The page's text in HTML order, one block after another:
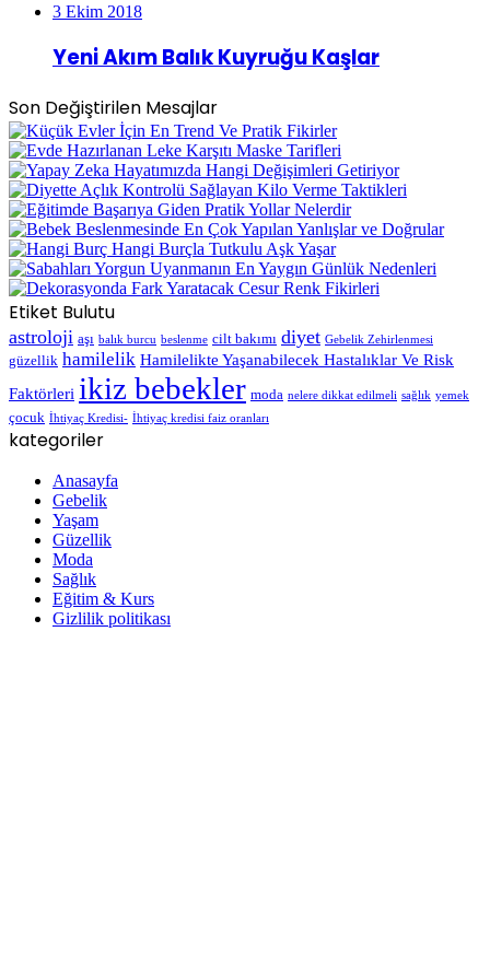
3 Ekim 2018
Yeni Akım Balık Kuyruğu Kaşlar
Son Değiştirilen Mesajlar
Etiket Bulutu
astroloji aşı balık burcu beslenme cilt bakımı diyet Gebelik Zehirlenmesi
güzellik hamilelik Hamilelikte Yaşanabilecek Hastalıklar Ve Risk
Faktörleri ikiz bebekler moda nelere dikkat edilmeli sağlık yemek
çocuk İhtiyaç Kredisi- İhtiyaç kredisi faiz oranları
kategoriler
Anasayfa
Gebelik
Yaşam
Güzellik
Moda
Sağlık
Eğitim & Kurs
Gizlilik politikası